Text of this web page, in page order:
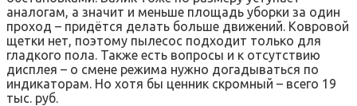
аналогам, а значит и меньше площадь уборки за один
проход – придётся делать больше движений. Ковровой
щетки нет, поэтому пылесос подходит только для
гладкого пола. Также есть вопросы и к отсутствию
дисплея – о смене режима нужно догадываться по
индикаторам. Но хотя бы ценник скромный – всего 19
тыс. руб.